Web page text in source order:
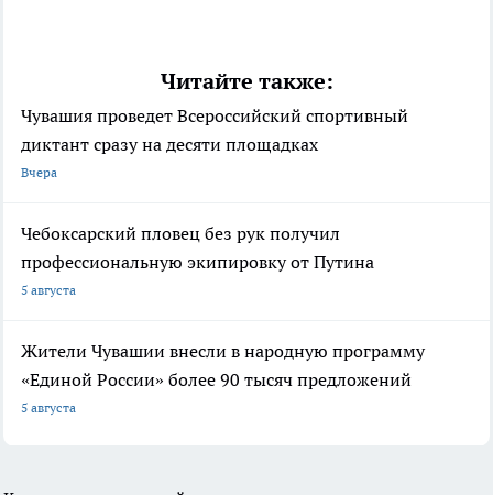
Читайте также:
Чувашия проведет Всероссийский спортивный
диктант сразу на десяти площадках
Вчера
Чебоксарский пловец без рук получил
профессиональную экипировку от Путина
5 августа
Жители Чувашии внесли в народную программу
«Единой России» более 90 тысяч предложений
5 августа